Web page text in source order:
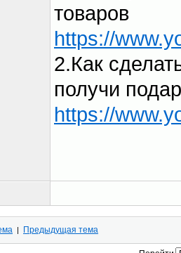
товаров
https://
2.Как
получи
https://
| Предыдущая тема